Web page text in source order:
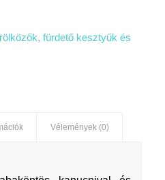
fürdető kesztyűk és
Vélemények (0)